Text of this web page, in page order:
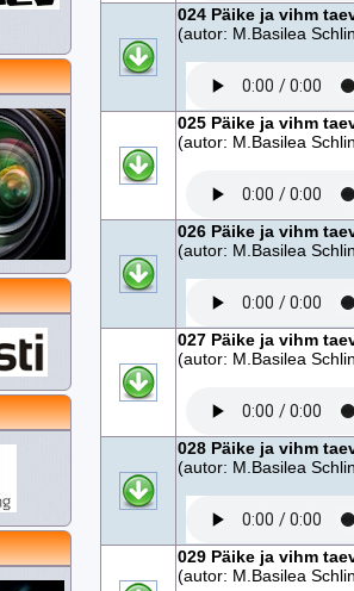
024 Päike ja vihm
(autor: M.Basilea
025 Päike ja vihm
(autor: M.Basilea
026 Päike ja vihm
(autor: M.Basilea
027 Päike ja vihm
(autor: M.Basilea
028 Päike ja vihm
(autor: M.Basilea
029 Päike ja vihm
(autor: M.Basilea